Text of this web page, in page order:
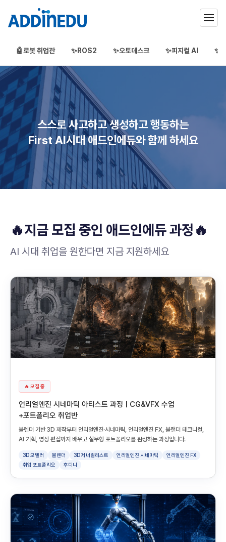
🤖로봇 취업관 ✨ROS2 ✨오토데스크 ✨피지컬 AI
애드인에듀
오프라인 부트캠프
부프캠프
스스로 사고하고 생성하고 행동하는
First AI시대 애드인에듀와 함께 하세요
🔥지금 모집 중인 애드인에듀 과정🔥
AI 시대 취업을 원한다면 지금 지원하세요
🔥 모집 중
언리얼엔진 시네마틱 아티스트 과정 | CG&VFX 수업
+포트폴리오 취업반
블렌더 기반 3D 제작부터 언리얼엔진·시네마틱, 언리얼엔진 FX, 블랜더 테크니컬,
AI 기획, 영상 편집까지 배우고 실무형 포트폴리오를 완성하는 과정입니다.
3D 모델러 블렌더 3D 제너럴리스트 언리얼엔진 시네마틱
언리얼엔진 FX
취업 포트폴리오
후디니